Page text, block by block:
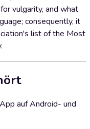
vulgarity, and what
consequently, it
list of the Most
auf Android- und